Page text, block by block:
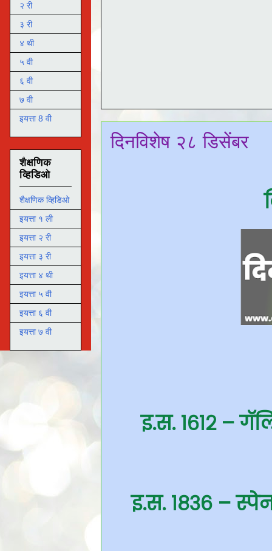
दिनविशेष २८ डिसेंबर
इ.स. १६१२ –
इ.स. १८३६ –
२ री
३ री
४ थी
५ वी
६ वी
७ वी
इयत्ता 8 वी
शैक्षणिक
व्हिडिओ
शैक्षणिक व्हिडिओ
इयत्ता १ ली
इयत्ता २ री
इयत्ता ३ री
इयत्ता ४ थी
इयत्ता ५ वी
इयत्ता ६ वी
इयत्ता ७ वी